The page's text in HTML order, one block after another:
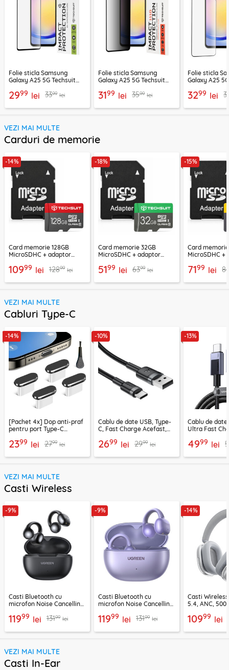
Folie sticla Samsung
Galaxy A25 5G Techsuit
negru
2999 lei 3399 lei
Folie sticla Samsung
Galaxy A25 5G Techsuit
negru
3199 lei 3599 lei
Folie sticla
Galaxy A25
3299 lei
VEZI MAI MULTE
Carduri de memorie
-14%
Card memorie 128GB
MicroSDHC + adaptor
10999 lei 12899 lei
-18%
Card memorie 32GB
MicroSDHC + adaptor
5199 lei 6399 lei
-15%
Card
MicroSDHC +
7199 lei
VEZI MAI MULTE
Cabluri Type-C
-14%
[Pachet 4x] Dop anti-praf
pentru port Type-C
2399 lei 2799 lei
-10%
Cablu de date USB, Type-
C, Fast Charge Acefast,
2699 lei 2999 lei
-13%
Cablu de date
Ultra Fast
4999 lei
VEZI MAI MULTE
Casti Wireless
-9%
Casti Bluetooth cu
microfon Noise Cancelling
11999 lei 13199 lei
-9%
Casti Bluetooth cu
microfon Noise Cancelling
11999 lei 13199 lei
-14%
Casti
5.4, ANC,
10999 lei
VEZI MAI MULTE
Casti In-Ear